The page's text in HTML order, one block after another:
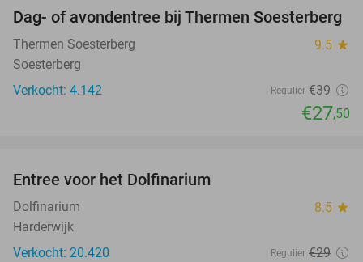
29%
Dag- of avondentree bij Thermen Soesterberg
Thermen Soesterberg 9.5 star
Soesterberg
Verkocht: 4.142
Regulier €39
€27,50
Entree voor het Dolfinarium
Dolfinarium 8.5 star
Harderwijk
Verkocht: 20.420
Regulier €29